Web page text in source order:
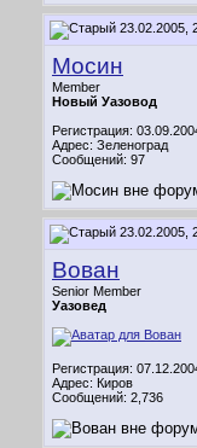
23.02.2005,
Мосин
Member
Новый Уазовод
Регистрация:
Адрес: Зеленоград
Сообщений: 97
23.02.2005,
Вован
Senior Member
Уазовед
Регистрация:
Адрес: Киров
Сообщений: 2,736